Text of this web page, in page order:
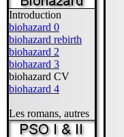
Introduction
biohazard 0
biohazard rebirth
biohazard 2
biohazard 3
biohazard CV
biohazard 4
Les romans, autres